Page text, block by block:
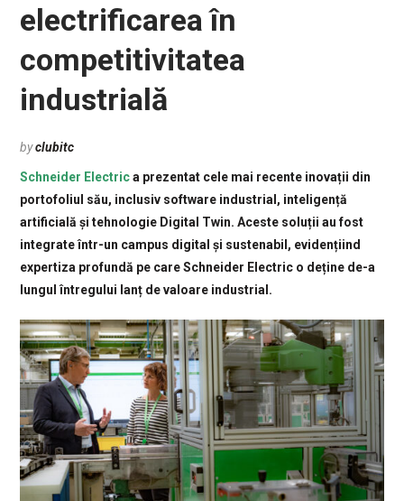
electrificarea în
competitivitatea
industrială
byclubitc
Schneider Electrica prezentat cele mai recente inovații din
portofoliul său, inclusiv software industrial, inteligență
artificială și tehnologie Digital Twin. Aceste soluții au fost
integrate într-un campus digital și sustenabil, evidențiind
expertiza profundă pe care Schneider Electric o deține de-a
lungul întregului lanț de valoare industrial.